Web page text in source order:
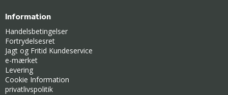
Information
Handelsbetingelser
Fortrydelsesret
Jagt og Fritid Kundeservice
e-mærket
Levering
Cookie Information
privatlivspolitik